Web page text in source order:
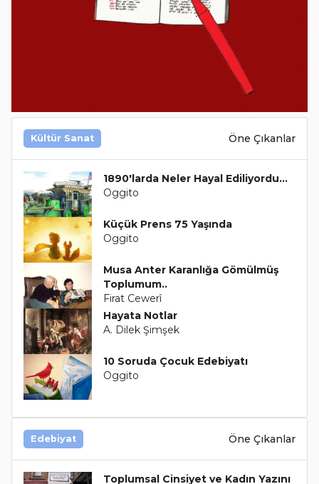
Kültür Sanat Öne Çıkanlar
1890'larda Neler Hayal Ediliyordu...
Oggito
Küçük Prens 75 Yaşında
Oggito
Musa Anter Karanlığa Gömülmüş
Toplumum..
Firat Cewerî
Hayata Notlar
A. Dilek Şimşek
10 Soruda Çocuk Edebiyatı
Oggito
Edebiyat Öne Çıkanlar
Toplumsal Cinsiyet ve Kadın Yazını